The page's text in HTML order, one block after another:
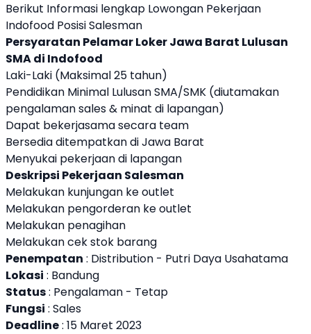
Berikut Informasi lengkap Lowongan Pekerjaan
Indofood Posisi Salesman
Persyaratan Pelamar Loker Jawa Barat Lulusan
SMA di Indofood
Laki-Laki (Maksimal 25 tahun)
Pendidikan Minimal Lulusan SMA/SMK (diutamakan
pengalaman sales & minat di lapangan)
Dapat bekerjasama secara team
Bersedia ditempatkan di Jawa Barat
Menyukai pekerjaan di lapangan
Deskripsi Pekerjaan Salesman
Melakukan kunjungan ke outlet
Melakukan pengorderan ke outlet
Melakukan penagihan
Melakukan cek stok barang
Penempatan : Distribution - Putri Daya Usahatama
Lokasi : Bandung
Status: Pengalaman - Tetap
Fungsi : Sales
Deadline: 15 Maret 2023